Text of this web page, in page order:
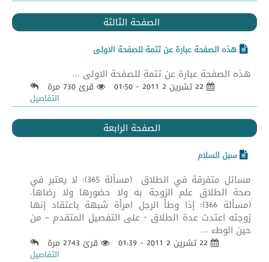
الصفحة الثالثة
هذه الصفحة عبارة عن تتمة للصفحة الاولى
هذه الصفحة عبارة عن تتمة للصفحة الاولى ...
قرئ 730 مرة
التفاصيل
الصفحة الرابعة
سبل السلام
مسائل متفرقة في الطلاق (مسألة 365): لا يعتبر في
صحة الطلاق علم الزوجة به ولا حضورها ولا رضاها.
(مسألة 366): إذا وطأ الرجل امرأة شبهة باعتقاد إنها
زوجته اعتدت عدة الطلاق - على التفصيل المتقدم – من
حين الوطء ...
قرئ 2743 مرة
التفاصيل